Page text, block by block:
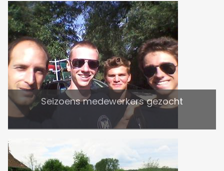
Seizoens medewerkers gezocht